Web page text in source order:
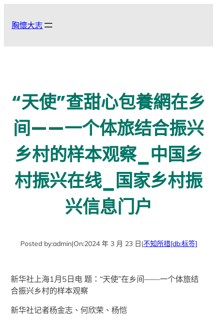
胸懷大志
“天使”查甜心包養網在乡
间——一个体旅结合振兴
乡村的样本观察_中国乡
村振兴在线_国家乡村振
兴信息门户
Posted by:admin|On:2024 年 3 月 23 日|不知所措[db:标签]
新华社上海1月5日电 题：“天使”在乡间——一个体旅结
合振兴乡村的样本观察
新华社记者杨金志、何欣荣、杨恺